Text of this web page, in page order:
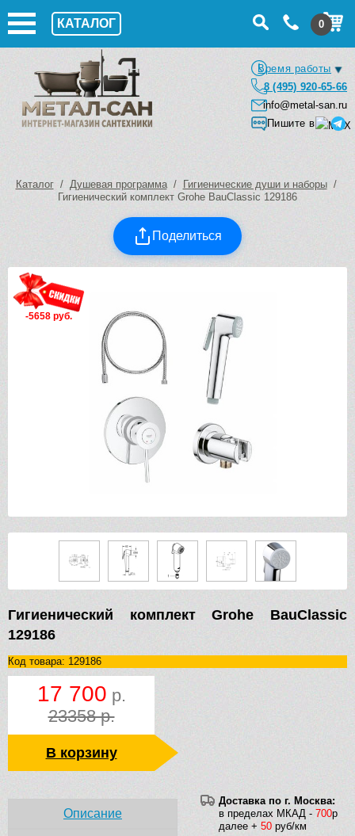
КАТАЛОГ 0
Время работы
8 (495) 920-65-66
info@metal-san.ru
Пишите в
Каталог/ Душевая программа/ Гигиенические души и наборы/
Гигиенический комплект Grohe BauClassic 129186
Поделиться
-5658 руб.
Гигиенический комплект Grohe BauClassic
129186
Код товара: 129186
17 700 р.
23358 р.
В корзину
Доставка по г. Москва:
в пределах МКАД - 700р
далее + 50 руб/км
Описание